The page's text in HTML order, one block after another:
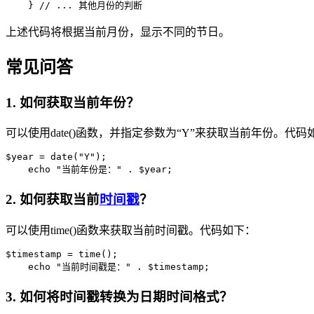
} // ... 其他月份的判断
上述代码将根据当前月份，显示不同的节日。
常见问答
1. 如何获取当前年份？
可以使用date()函数，并指定参数为“Y”来获取当前年份。代码
$year = date("Y");
echo "当前年份是：" . $year;
2. 如何获取当前时间戳？
可以使用time()函数来获取当前时间戳。代码如下：
$timestamp = time();
echo "当前时间戳是：" . $timestamp;
3. 如何将时间戳转换为日期时间格式？